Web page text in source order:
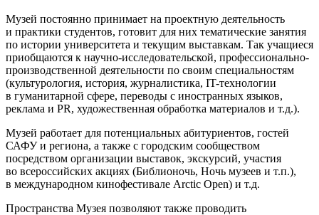
Музей постоянно принимает на проектную деятельность
и практики студентов, готовит для них тематические занятия
по истории университета и текущим выставкам. Так учащиеся
приобщаются к научно-исследовательской, профессионально-
производственной деятельности по своим специальностям
(культурология, история, журналистика, IT-технологии
в гуманитарной сфере, переводы с иностранных языков,
реклама и PR, художественная обработка материалов и т.д.).
Музей работает для потенциальных абитуриентов, гостей
САФУ и региона, а также с городским сообществом
посредством организации выставок, экскурсий, участия
во всероссийских акциях (Библионочь, Ночь музеев и т.п.),
в международном кинофестивале Arctic Open) и т.д.
Пространства Музея позволяют также проводить